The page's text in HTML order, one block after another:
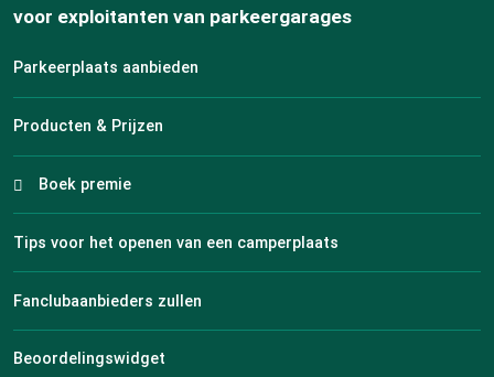
voor exploitanten van parkeergarages
Parkeerplaats aanbieden
Producten & Prijzen
Boek premie
Tips voor het openen van een camperplaats
Fanclubaanbieders zullen
Beoordelingswidget